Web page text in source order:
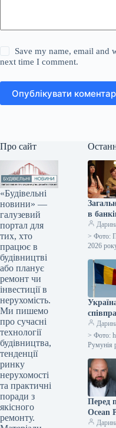
Save my name, email and
next time I comment.
Опублікувати коментар
Про сайт
«Будівельні
новини» —
галузевий
портал для
тих, хто
працює в
будівництві
або планує
ремонт чи
інвестиції в
нерухомість.
Ми пишемо
про сучасні
технології
будівництва,
тенденції
ринку
нерухомості
та практичні
поради з
якісного
ремонту.
в
> Фото:
2026
> Фото:
Румунія
Перед
Ocean